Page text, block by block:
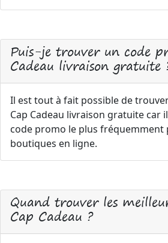
Puis-je trouver un code
Cadeau livraison gratuite
Il est tout à fait possible de
Cap Cadeau livraison gratuite car
code promo le plus fréquemment
boutiques en ligne.
Quand trouver les
Cap Cadeau ?